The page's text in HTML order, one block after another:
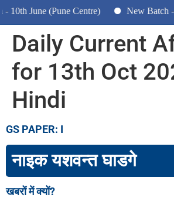
June (Pune Centre) New Batch -
Daily Current
for 13th Oct
Hindi
GS PAPER: I
नाइक यशवन्त घाडगे
खबरों में क्यों?